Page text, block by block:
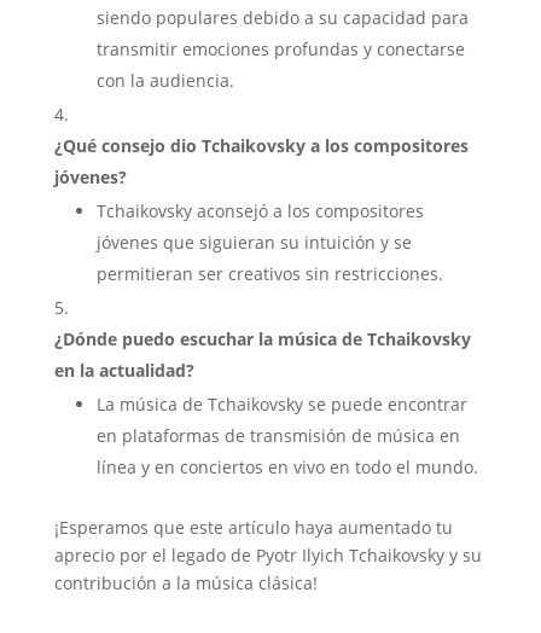
siendo populares debido a su capacidad para
transmitir emociones profundas y conectarse
con la audiencia.
¿Qué consejo dio Tchaikovsky a los compositores
jóvenes?
Tchaikovsky aconsejó a los compositores
jóvenes que siguieran su intuición y se
permitieran ser creativos sin restricciones.
¿Dónde puedo escuchar la música de Tchaikovsky
en la actualidad?
La música de Tchaikovsky se puede encontrar
en plataformas de transmisión de música en
línea y en conciertos en vivo en todo el mundo.
¡Esperamos que este artículo haya aumentado tu
aprecio por el legado de Pyotr Ilyich Tchaikovsky y su
contribución a la música clásica!